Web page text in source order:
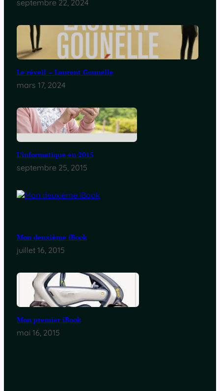
septembre 22, 2024
Le réveil – Laurent Gounelle
mars 17, 2024
L’informatique en 2015
septembre 25, 2015
Mon deuxième iBook
juillet 16, 2015
Mon premier iBook
mai 16, 2015